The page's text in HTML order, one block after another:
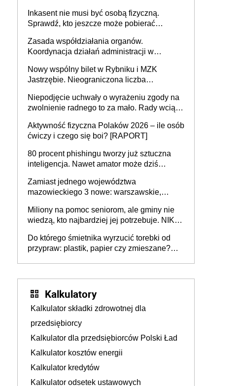
samodzielnie lub z rodziną
Inkasent nie musi być osobą fizyczną.
Sprawdź, kto jeszcze może pobierać
Zasada współdziałania organów.
Koordynacja działań administracji w
Nowy wspólny bilet w Rybniku i MZK
Jastrzębie. Nieograniczona liczba
Niepodjęcie uchwały o wyrażeniu zgody na
zwolnienie radnego to za mało. Rady wciąż
rozstrzygać sprawy
Aktywność fizyczna Polaków 2026 – ile osób
ćwiczy i czego się boi? [RAPORT]
80 procent phishingu tworzy już sztuczna
inteligencja. Nawet amator może dziś
Zamiast jednego województwa
mazowieckiego 3 nowe: warszawskie,
Europie nie ma tak dużych jednostek
stołecznych
Miliony na pomoc seniorom, ale gminy nie
wiedzą, kto najbardziej jej potrzebuje. NIK
Do którego śmietnika wyrzucić torebki od
przypraw: plastik, papier czy zmieszane?
Kalkulatory
Kalkulator składki zdrowotnej dla
przedsiębiorcy
Kalkulator dla przedsiębiorców Polski Ład
Kalkulator kosztów energii
Kalkulator kredytów
Kalkulator odsetek ustawowych